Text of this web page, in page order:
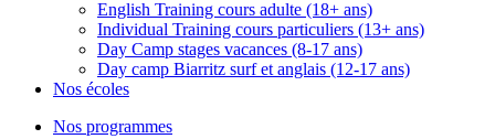
English Training cours adulte (18+ ans)
Individual Training cours particuliers (13+ ans)
Day Camp stages vacances (8-17 ans)
Day camp Biarritz surf et anglais (12-17 ans)
Nos écoles
Nos programmes